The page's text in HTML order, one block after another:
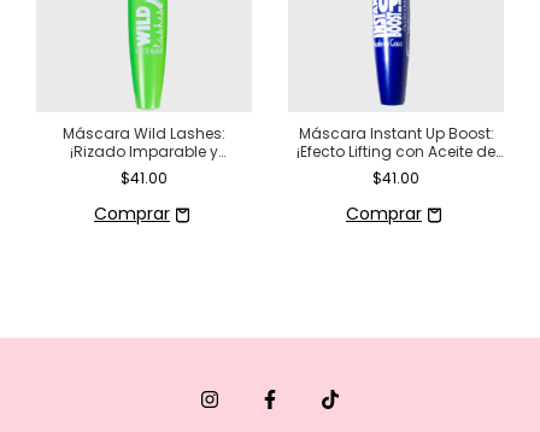
Máscara Wild Lashes:
¡Rizado Imparable y
Nutrición con Aguacate!
$41.00
Máscara Instant Up Boost:
¡Efecto Lifting con Aceite de
Coco!
$41.00